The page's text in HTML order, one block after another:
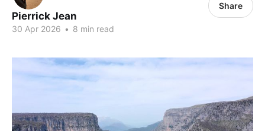
Pierrick Jean
30 Apr 2026 • 8 min read
Share